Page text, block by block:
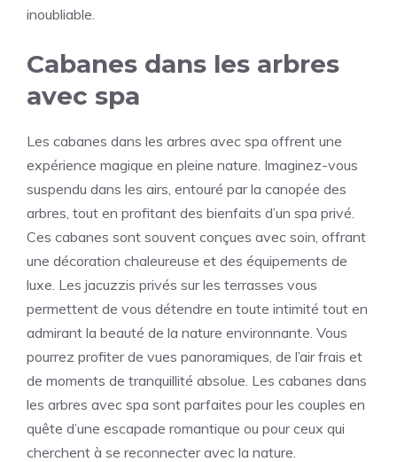
inoubliable.
Cabanes dans les arbres
avec spa
Les cabanes dans les arbres avec spa offrent une
expérience magique en pleine nature. Imaginez-vous
suspendu dans les airs, entouré par la canopée des
arbres, tout en profitant des bienfaits d’un spa privé.
Ces cabanes sont souvent conçues avec soin, offrant
une décoration chaleureuse et des équipements de
luxe. Les jacuzzis privés sur les terrasses vous
permettent de vous détendre en toute intimité tout en
admirant la beauté de la nature environnante. Vous
pourrez profiter de vues panoramiques, de l’air frais et
de moments de tranquillité absolue. Les cabanes dans
les arbres avec spa sont parfaites pour les couples en
quête d’une escapade romantique ou pour ceux qui
cherchent à se reconnecter avec la nature.